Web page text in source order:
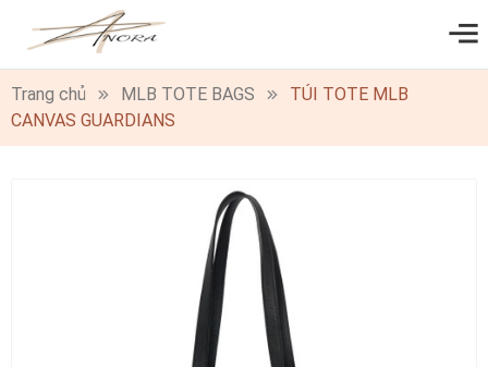
0
Trang chủ MLB TOTE BAGS
TÚI TOTE MLB
CANVAS GUARDIANS